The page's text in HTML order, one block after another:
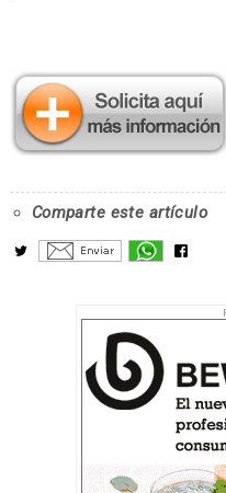
Comparte este artículo